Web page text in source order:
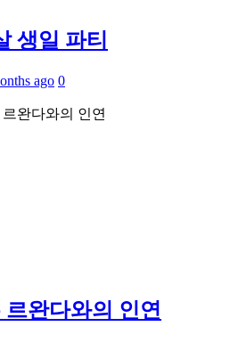
생일 파티
ago 0
완다와의 인연